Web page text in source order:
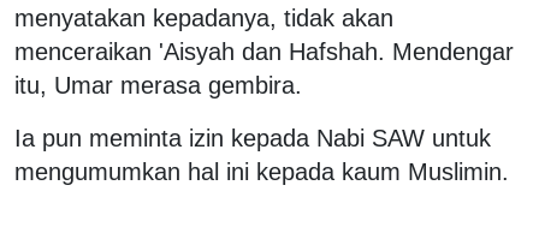
menyatakan kepadanya, tidak akan
menceraikan 'Aisyah dan Hafshah. Mendengar
itu, Umar merasa gembira.
Ia pun meminta izin kepada Nabi SAW untuk
mengumumkan hal ini kepada kaum Muslimin.